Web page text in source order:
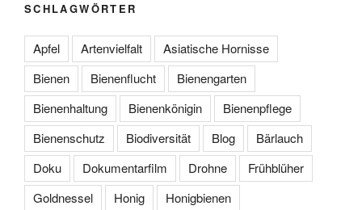
SCHLAGWÖRTER
Apfel Artenvielfalt
Asiatische Hornisse
Bienen
Bienenflucht
Bienengarten
Bienenhaltung
Bienenkönigin
Bienenpflege
Bienenschutz
Biodiversität Blog
Bärlauch
Doku
Dokumentarfilm Drohne
Frühblüher
Goldnessel
Honig
Honigbienen